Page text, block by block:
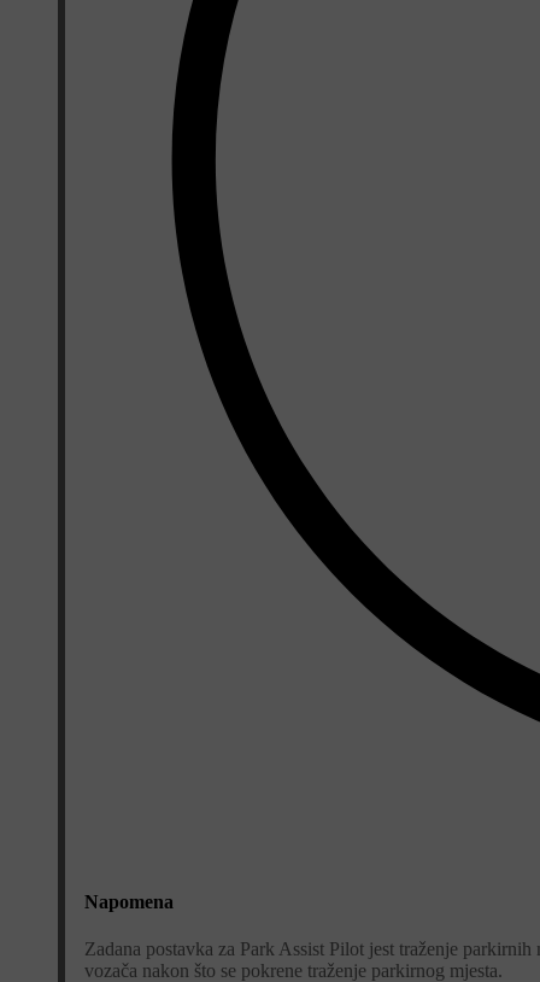
Napomena
Zadana postavka za Park Assist Pilot jest traženje
vozača nakon što se pokrene traženje parkirnog mjesta.